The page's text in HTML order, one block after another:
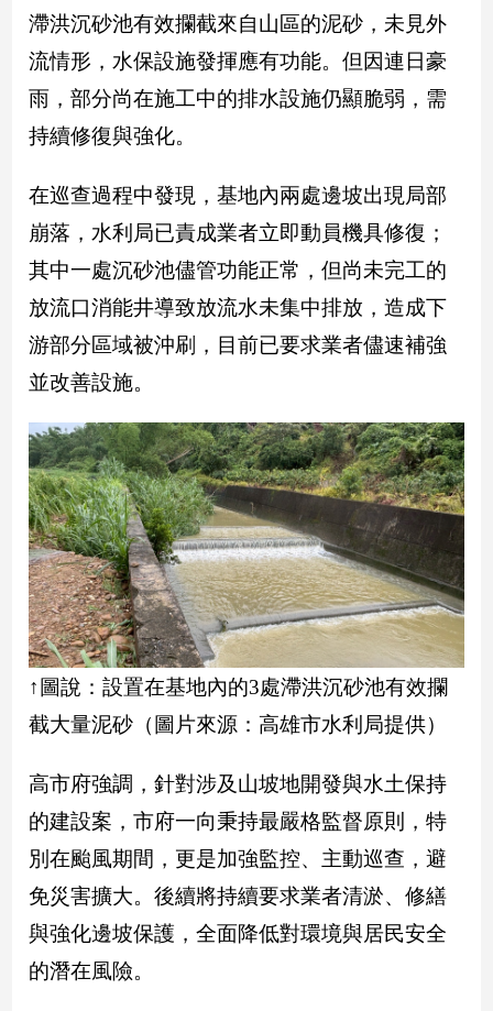
新
冠
病
專
區
台
灣
觀
南
灣
觀
點
娛
樂
娛
樂
星
聞
流
時
尚
追
星
生
活
滯洪沉砂池有效攔截來自山區的泥砂，未見外
流情形，水保設施發揮應有功能。但因連日豪
雨，部分尚在施工中的排水設施仍顯脆弱，需
持續修復與強化。
在巡查過程中發現，基地內兩處邊坡出現局部
崩落，水利局已責成業者立即動員機具修復；
其中一處沉砂池儘管功能正常，但尚未完工的
放流口消能井導致放流水未集中排放，造成下
游部分區域被沖刷，目前已要求業者儘速補強
並改善設施。
↑圖說：設置在基地內的3處滯洪沉砂池有效攔
截大量泥砂（圖片來源：高雄市水利局提供）
高市府強調，針對涉及山坡地開發與水土保持
的建設案，市府一向秉持最嚴格監督原則，特
別在颱風期間，更是加強監控、主動巡查，避
免災害擴大。後續將持續要求業者清淤、修繕
與強化邊坡保護，全面降低對環境與居民安全
的潛在風險。